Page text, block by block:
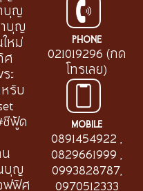
บุญ
บุญ
หม่
ะ
รับ
ฟู้ด
บุญ
ฟิศ
PHONE
021019296 (กด
โทรเลย)
MOBILE
0891454922,
0829661999,
0993828787,